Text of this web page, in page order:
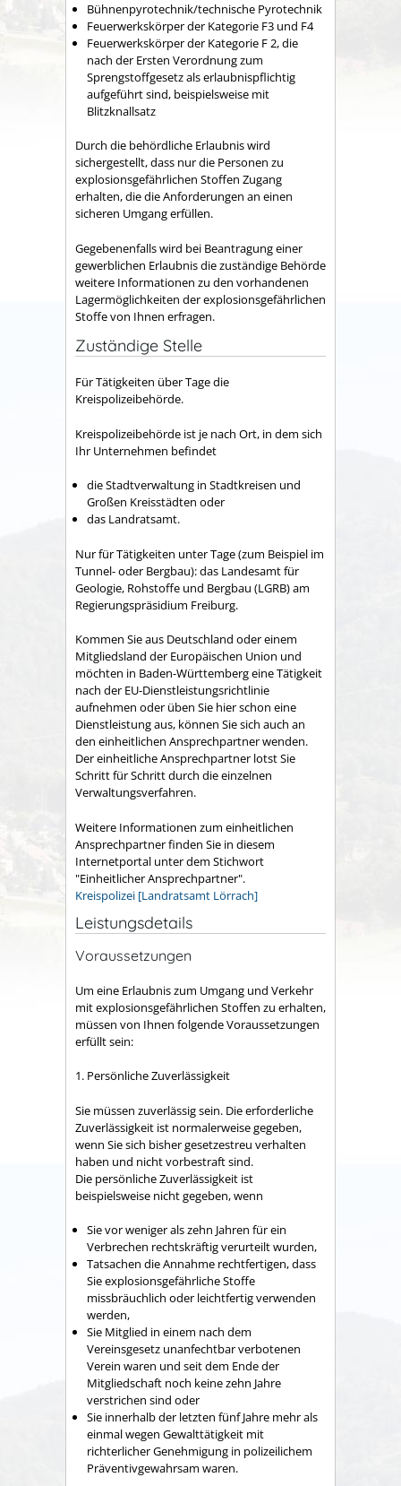
Bühnenpyrotechnik/technische Pyrotechnik
Feuerwerkskörper der Kategorie F3 und F4
Feuerwerkskörper der Kategorie F 2, die
nach der Ersten Verordnung zum
Sprengstoffgesetz als erlaubnispflichtig
aufgeführt sind, beispielsweise mit
Blitzknallsatz
Durch die behördliche Erlaubnis wird
sichergestellt, dass nur die Personen zu
explosionsgefährlichen Stoffen Zugang
erhalten, die die Anforderungen an einen
sicheren Umgang erfüllen.
Gegebenenfalls wird bei Beantragung einer
gewerblichen Erlaubnis die zuständige Behörde
weitere Informationen zu den vorhandenen
Lagermöglichkeiten der explosionsgefährlichen
Stoffe von Ihnen erfragen.
Zuständige Stelle
Für Tätigkeiten über Tage die
Kreispolizeibehörde.
Kreispolizeibehörde ist je nach Ort, in dem sich
Ihr Unternehmen befindet
die Stadtverwaltung in Stadtkreisen und
Großen Kreisstädten oder
das Landratsamt.
Nur für Tätigkeiten unter Tage (zum Beispiel im
Tunnel- oder Bergbau): das Landesamt für
Geologie, Rohstoffe und Bergbau (LGRB) am
Regierungspräsidium Freiburg.
Kommen Sie aus Deutschland oder einem
Mitgliedsland der Europäischen Union und
möchten in Baden-Württemberg eine Tätigkeit
nach der EU-Dienstleistungsrichtlinie
aufnehmen oder üben Sie hier schon eine
Dienstleistung aus, können Sie sich auch an
den einheitlichen Ansprechpartner wenden.
Der einheitliche Ansprechpartner lotst Sie
Schritt für Schritt durch die einzelnen
Verwaltungsverfahren.
Weitere Informationen zum einheitlichen
Ansprechpartner finden Sie in diesem
Internetportal unter dem Stichwort
"Einheitlicher Ansprechpartner".
Kreispolizei [Landratsamt Lörrach]
Leistungsdetails
Voraussetzungen
Um eine Erlaubnis zum Umgang und Verkehr
mit explosionsgefährlichen Stoffen zu erhalten,
müssen von Ihnen folgende Voraussetzungen
erfüllt sein:
1. Persönliche Zuverlässigkeit
Sie müssen zuverlässig sein. Die erforderliche
Zuverlässigkeit ist normalerweise gegeben,
wenn Sie sich bisher gesetzestreu verhalten
haben und nicht vorbestraft sind.
Die persönliche Zuverlässigkeit ist
beispielsweise nichtgegeben, wenn
Sie vor weniger als zehn Jahren für ein
Verbrechen rechtskräftig verurteilt wurden,
Tatsachen die Annahme rechtfertigen, dass
Sie explosionsgefährliche Stoffe
missbräuchlich oder leichtfertig verwenden
werden,
Sie Mitglied in einem nach dem
Vereinsgesetz unanfechtbar verbotenen
Verein waren und seit dem Ende der
Mitgliedschaft noch keine zehn Jahre
verstrichen sind oder
Sie innerhalb der letzten fünf Jahre mehr als
einmal wegen Gewalttätigkeit mit
richterlicher Genehmigung in polizeilichem
Präventivgewahrsam waren.